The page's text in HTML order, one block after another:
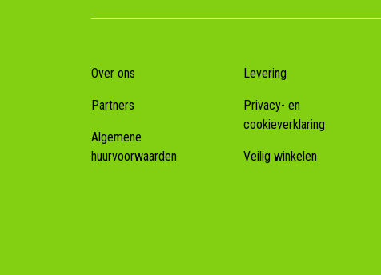
Over ons
Partners
Algemene
huurvoorwaarden
Levering
Privacy- en
cookieverklaring
Veilig winkelen